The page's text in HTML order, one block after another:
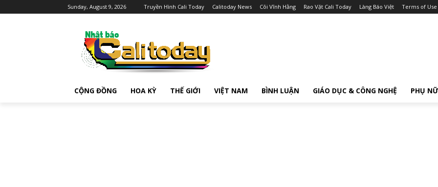
Sunday, August 9, 2026 Truyền Hình Cali Today Calitoday News Cõi Vĩnh Hằng Rao Vặt Cali Today Làng Báo Việt Terms of Use
CỘNG ĐỒNG HOA KỲ THẾ GIỚI VIỆT NAM BÌNH LUẬN GIÁO DỤC & CÔNG NGHỆ PHỤ NỮ